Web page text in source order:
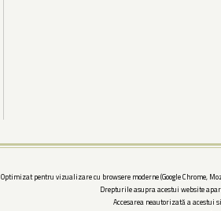
Optimizat pentru vizualizare cu browsere moderne (Google Chrome,
Drepturile asupra acestui website
Accesarea neautorizată a acestui